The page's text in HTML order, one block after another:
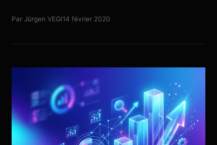
Par Jürgen VEGI14 février 2020